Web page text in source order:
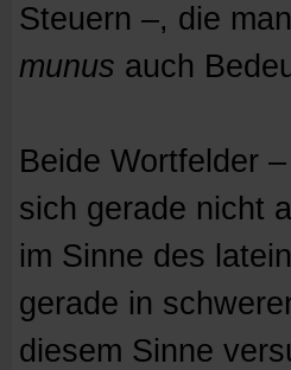
Steuern –, die
munus auch
Beide Wortfelder
sich gerade nicht
im Sinne des
gerade in
diesem Sinne